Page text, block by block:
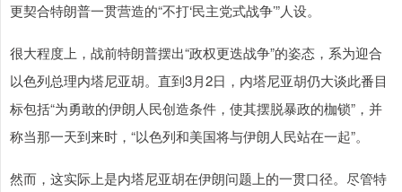
更契合特朗普一贯营造的“不打‘民主党式战争’”人设。
很大程度上，战前特朗普摆出“政权更迭战争”的姿态，系为迎合
以色列总理内塔尼亚胡。直到3月2日，内塔尼亚胡仍大谈此番目
标包括“为勇敢的伊朗人民创造条件，使其摆脱暴政的枷锁”，并
称当那一天到来时，“以色列和美国将与伊朗人民站在一起”。
然而，这实际上是内塔尼亚胡在伊朗问题上的一贯口径。尽管特